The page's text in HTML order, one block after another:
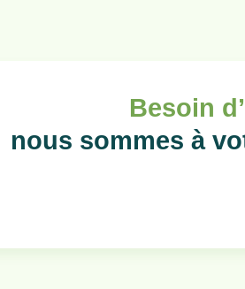
Besoin
nous sommes à